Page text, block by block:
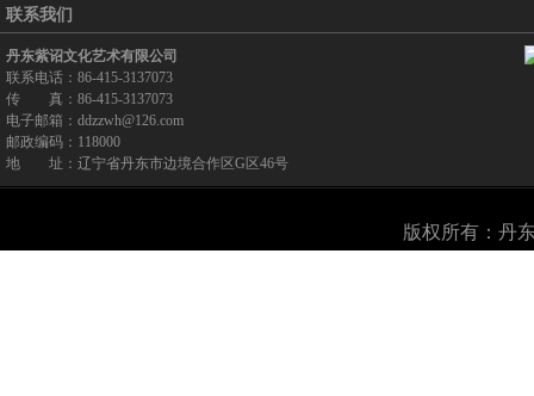
联系我们
丹东紫诏文化艺术有限公司
联系电话：86-415-3137073
传 真：86-415-3137073
电子邮箱：ddzzwh@126.com
邮政编码：118000
地 址：辽宁省丹东市边境合作区G区46号
版权所有：